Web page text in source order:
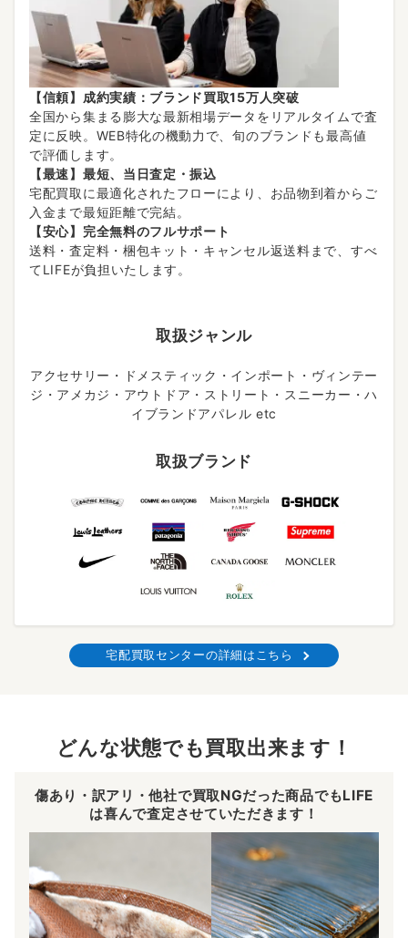
【信頼】成約実績：ブランド買取15万人突破
全国から集まる膨大な最新相場データをリアルタイムで査
定に反映。WEB特化の機動力で、旬のブランドも最高値
で評価します。
【最速】最短、当日査定・振込
宅配買取に最適化されたフローにより、お品物到着からご
入金まで最短距離で完結。
【安心】完全無料のフルサポート
送料・査定料・梱包キット・キャンセル返送料まで、すべ
てLIFEが負担いたします。
取扱ジャンル
アクセサリー・ドメスティック・インポート・ヴィンテー
ジ・アメカジ・アウトドア・ストリート・スニーカー・ハ
イブランドアパレル etc
取扱ブランド
宅配買取センターの詳細はこちら
どんな状態でも買取出来ます！
傷あり・訳アリ・他社で買取NGだった商品でもLIFE
は喜んで査定させていただきます！